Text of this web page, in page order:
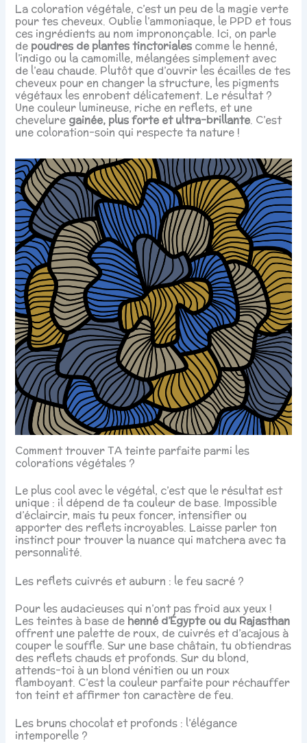
La coloration végétale, c’est un peu de la magie verte
pour tes cheveux. Oublie l’ammoniaque, le PPD et tous
ces ingrédients au nom imprononçable. Ici, on parle
de poudres de plantes tinctoriales comme le henné,
l’indigo ou la camomille, mélangées simplement avec
de l’eau chaude. Plutôt que d’ouvrir les écailles de tes
cheveux pour en changer la structure, les pigments
végétaux les enrobent délicatement. Le résultat ?
Une couleur lumineuse, riche en reflets, et une
chevelure gainée, plus forte et ultra-brillante. C’est
une coloration-soin qui respecte ta nature !
Comment trouver TA teinte parfaite parmi les
colorations végétales ?
Le plus cool avec le végétal, c’est que le résultat est
unique : il dépend de ta couleur de base. Impossible
d’éclaircir, mais tu peux foncer, intensifier ou
apporter des reflets incroyables. Laisse parler ton
instinct pour trouver la nuance qui matchera avec ta
personnalité.
Les reflets cuivrés et auburn : le feu sacré ?
Pour les audacieuses qui n’ont pas froid aux yeux !
Les teintes à base de henné d’Égypte ou du Rajasthan
offrent une palette de roux, de cuivrés et d’acajous à
couper le souffle. Sur une base châtain, tu obtiendras
des reflets chauds et profonds. Sur du blond,
attends-toi à un blond vénitien ou un roux
flamboyant. C’est la couleur parfaite pour réchauffer
ton teint et affirmer ton caractère de feu.
Les bruns chocolat et profonds : l’élégance
intemporelle ?